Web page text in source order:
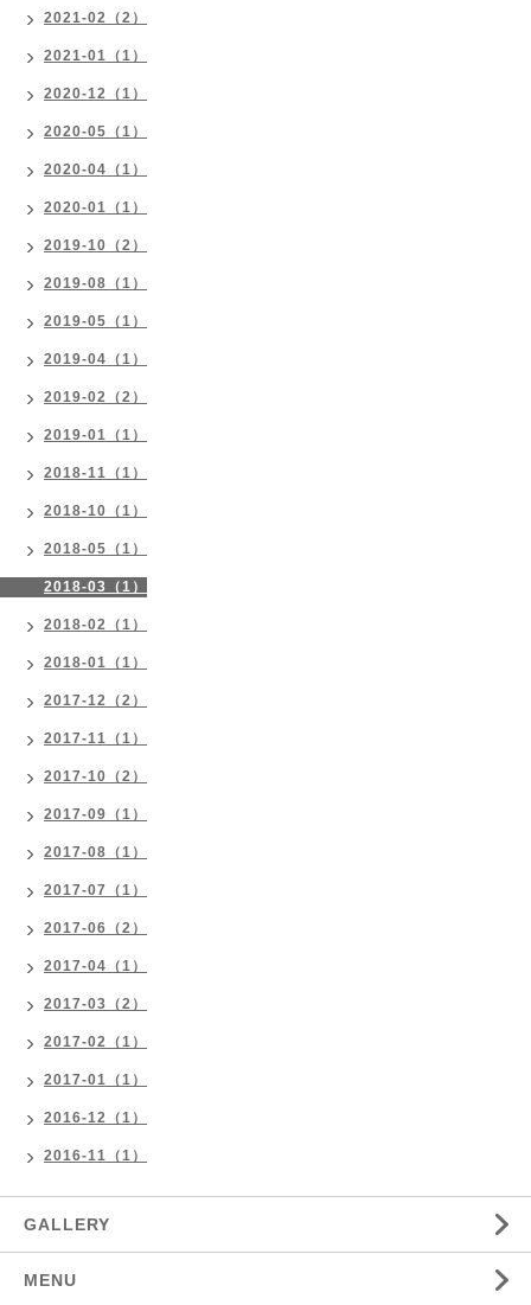
2021-02（2）
2021-01（1）
2020-12（1）
2020-05（1）
2020-04（1）
2020-01（1）
2019-10（2）
2019-08（1）
2019-05（1）
2019-04（1）
2019-02（2）
2019-01（1）
2018-11（1）
2018-10（1）
2018-05（1）
2018-03（1）
2018-02（1）
2018-01（1）
2017-12（2）
2017-11（1）
2017-10（2）
2017-09（1）
2017-08（1）
2017-07（1）
2017-06（2）
2017-04（1）
2017-03（2）
2017-02（1）
2017-01（1）
2016-12（1）
2016-11（1）
GALLERY
MENU